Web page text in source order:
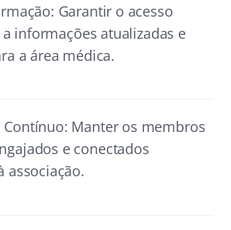
Garantir o acesso
informações atualizadas e
a área médica.
Contínuo: Manter os membros
e conectados
associação.